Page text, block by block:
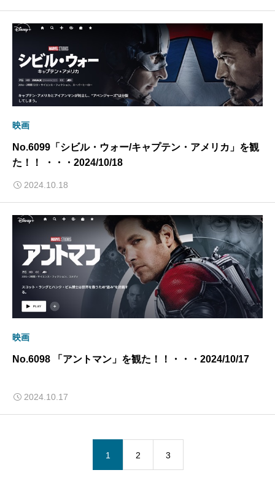
映画
No.6099「シビル・ウォー/キャプテン・アメリカ」を観
た！！ ・・・2024/10/18
2024.10.18
映画
No.6098 「アントマン」を観た！！・・・2024/10/17
2024.10.17
1 2 3